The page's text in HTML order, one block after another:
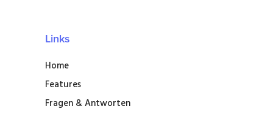
Links
Home
Features
Fragen & Antworten